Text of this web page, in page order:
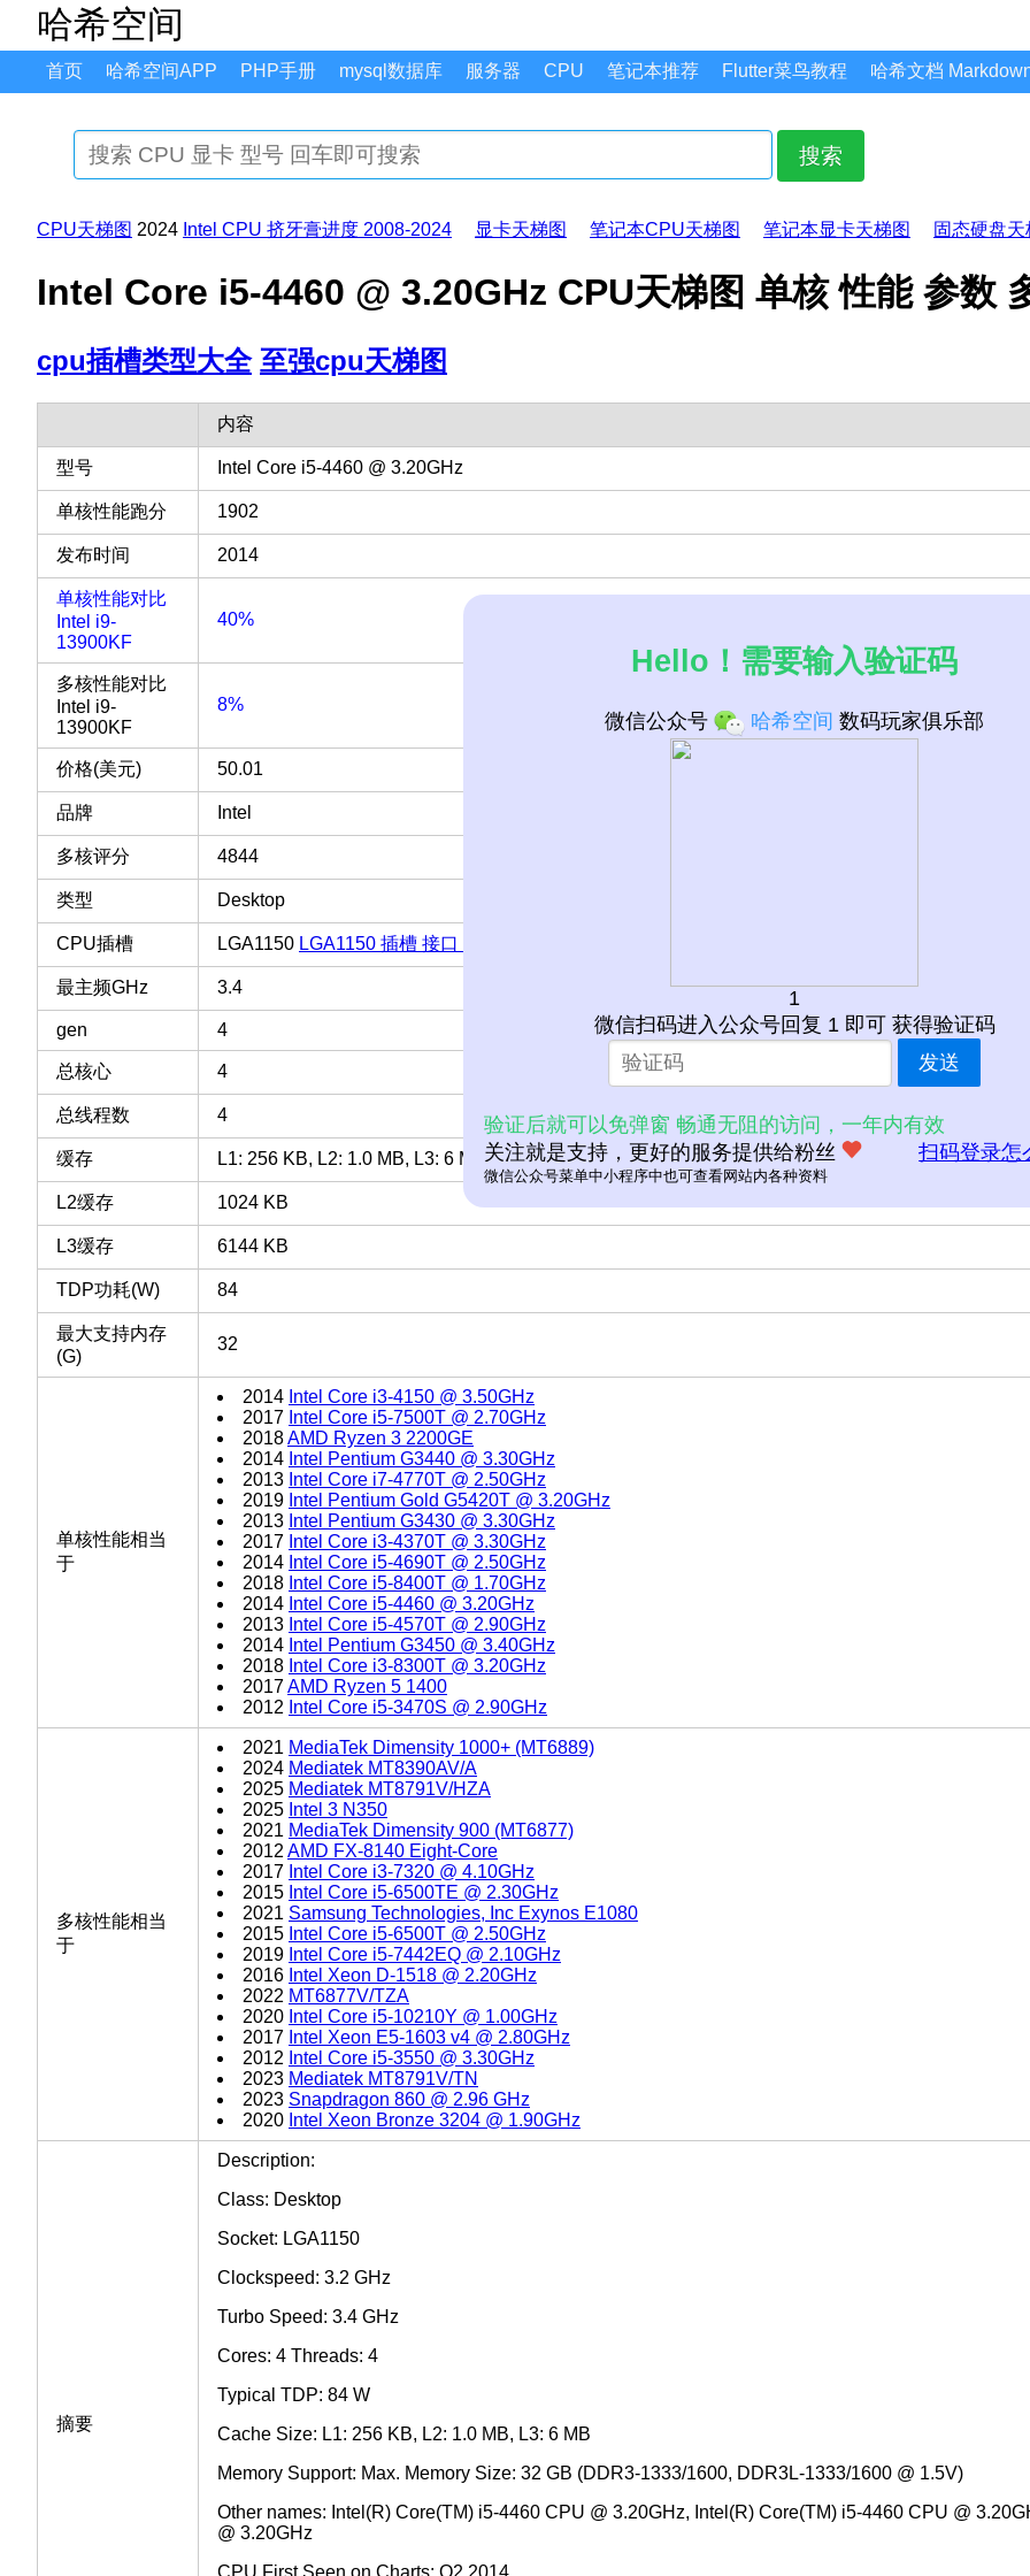
哈希空间
首页 哈希空间APP PHP手册 mysql数据库 服务器 CPU 笔记本推荐 Flutter菜鸟教程 哈希文档
搜索
CPU天梯图 2024 Intel CPU 挤牙膏进度 2008-2024 显卡天梯图 笔记本CPU天梯图 笔记本显卡天梯图 固态硬盘天
Intel Core i5-4460 @ 3.20GHz CPU天梯图 单核 性能 参数
cpu插槽类型大全 至强cpu天梯图
内容
型号 Intel Core i5-4460 @ 3.20GHz
单核性能跑分 1902
发布时间 2014
单核性能对比
Intel i9-
13900KF
40%
多核性能对比
Intel i9-
13900KF
8%
价格(美元) 50.01
品牌 Intel
多核评分 4844
类型 Desktop
CPU插槽 LGA1150 LGA1150 插槽 接口 CPU列表
最主频GHz 3.4
gen 4
总核心 4
总线程数 4
缓存 L1: 256 KB, L2: 1.0 MB, L3: 6 MB
L2缓存 1024 KB
L3缓存 6144 KB
TDP功耗(W) 84
最大支持内存
(G)
32
单核性能相当
于
2014 Intel Core i3-4150 @ 3.50GHz
2017 Intel Core i5-7500T @ 2.70GHz
2018AMD Ryzen 3 2200GE
2014 Intel Pentium G3440 @ 3.30GHz
2013 Intel Core i7-4770T @ 2.50GHz
2019 Intel Pentium Gold G5420T @ 3.20GHz
2013 Intel Pentium G3430 @ 3.30GHz
2017 Intel Core i3-4370T @ 3.30GHz
2014 Intel Core i5-4690T @ 2.50GHz
2018 Intel Core i5-8400T @ 1.70GHz
2014 Intel Core i5-4460 @ 3.20GHz
2013 Intel Core i5-4570T @ 2.90GHz
2014 Intel Pentium G3450 @ 3.40GHz
2018 Intel Core i3-8300T @ 3.20GHz
2017AMD Ryzen 5 1400
2012 Intel Core i5-3470S @ 2.90GHz
多核性能相当
于
2021 MediaTek Dimensity 1000+ (MT6889)
2024 Mediatek MT8390AV/A
2025 Mediatek MT8791V/HZA
2025 Intel 3 N350
2021 MediaTek Dimensity 900 (MT6877)
2012 AMD FX-8140 Eight-Core
2017 Intel Core i3-7320 @ 4.10GHz
2015 Intel Core i5-6500TE @ 2.30GHz
2021 Samsung Technologies, Inc Exynos E1080
2015 Intel Core i5-6500T @ 2.50GHz
2019 Intel Core i5-7442EQ @ 2.10GHz
2016 Intel Xeon D-1518 @ 2.20GHz
2022 MT6877V/TZA
2020 Intel Core i5-10210Y @ 1.00GHz
2017 Intel Xeon E5-1603 v4 @ 2.80GHz
2012 Intel Core i5-3550 @ 3.30GHz
2023 Mediatek MT8791V/TN
2023 Snapdragon 860 @ 2.96 GHz
2020 Intel Xeon Bronze 3204 @ 1.90GHz
摘要
Description:
Class: Desktop
Socket: LGA1150
Clockspeed: 3.2 GHz
Turbo Speed: 3.4 GHz
Cores: 4 Threads: 4
Typical TDP: 84 W
Cache Size: L1: 256 KB, L2: 1.0 MB, L3: 6 MB
Memory Support: Max. Memory Size: 32 GB (DDR3-1333/1600, DDR3L-1333/1600 @ 1.5V)
Other names: Intel(R) Core(TM) i5-4460 CPU @ 3.20GHz, Intel(R) Core(TM) i5-4460 CPU @
@ 3.20GHz
CPU First Seen on Charts: Q2 2014
Hello！需要输入验证码
微信公众号 哈希空间 数码玩家俱乐部
1
微信扫码进入公众号回复 1 即可 获得验证码
发送
验证后就可以免弹窗 畅通无阻的访问，一年内有效
关注就是支持，更好的服务提供给粉丝
扫码登录怎
微信公众号菜单中小程序中也可查看网站内各种资料